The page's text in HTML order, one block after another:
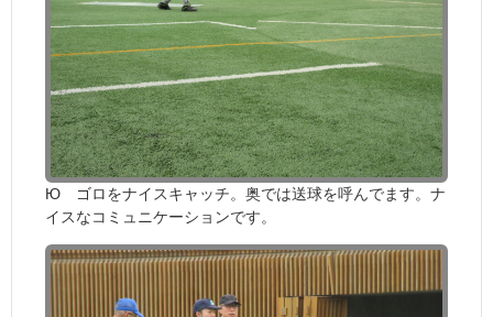
Ю ゴロをナイスキャッチ。奥では送球を呼んでます。ナ
イスなコミュニケーションです。